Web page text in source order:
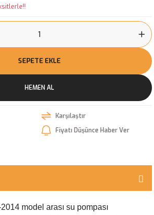
SEPETE EKLE
HEMEN AL
Karşılaştır
Fiyatı Düşünce Haber Ver
model arası su pompası